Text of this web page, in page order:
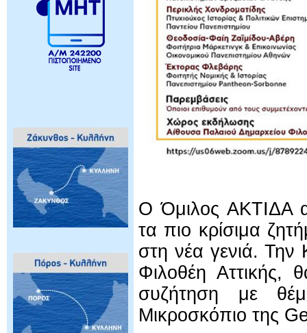
Ο Όμιλος ΑΚΤΙΔΑ
τα πιο κρίσιμα
στη νέα γενιά. Την
Φιλοθέη Αττικής,
συζήτηση με
Μικροσκόπιο της